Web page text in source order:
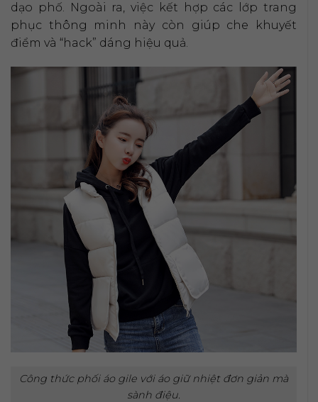
dạo phố. Ngoài ra, việc kết hợp các lớp trang
phục thông minh này còn giúp che khuyết
điểm và “hack” dáng hiệu quả.
Công thức phối áo gile với áo giữ nhiệt đơn giản mà
sành điệu.